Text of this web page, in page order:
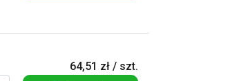
64,51 zł / szt.